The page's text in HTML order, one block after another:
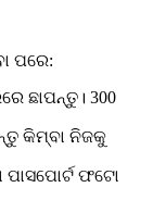
ପରେ:
ଛାପନ୍ତୁ। 300
କିମ୍ବା ନିଜକୁ
ପାସପୋର୍ଟ ଫଟୋ